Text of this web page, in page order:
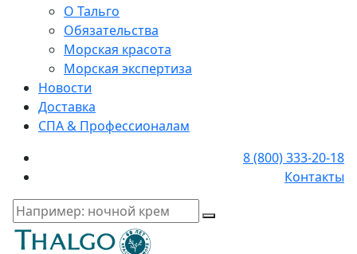
О Тальго
Обязательства
Морская красота
Морская экспертиза
Новости
Доставка
СПА & Профессионалам
8 (800) 333-20-18
Контакты